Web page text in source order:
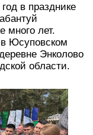
в празднике
много лет.
в Юсуповском
Энколово
области.